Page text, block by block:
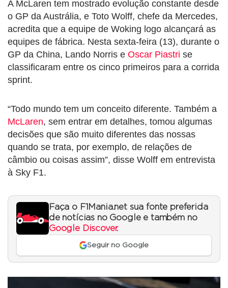
A McLaren tem mostrado evolução constante desde
o GP da Austrália, e Toto Wolff, chefe da Mercedes,
acredita que a equipe de Woking logo alcançará as
equipes de fábrica. Nesta sexta-feira (13), durante o
GP da China, Lando Norris e Oscar Piastri se
classificaram entre os cinco primeiros para a corrida
sprint.
“Todo mundo tem um conceito diferente. Também a
McLaren, sem entrar em detalhes, tomou algumas
decisões que são muito diferentes das nossas
quando se trata, por exemplo, de relações de
câmbio ou coisas assim”, disse Wolff em entrevista
à Sky F1.
Faça o F1Mania.net sua fonte preferida
de notícias no Google e também no
Google Discover.
Seguir no Google